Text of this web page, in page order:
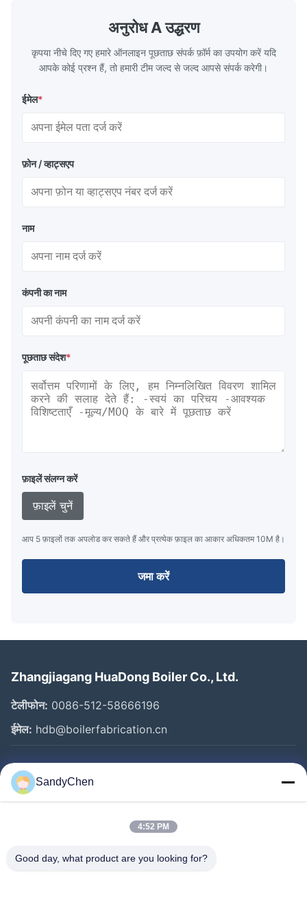
the basic component of boiler water
circulation loop.Because of both cooling
अनुरोध A उद्धरण
कृपया नीचे दिए गए हमारे ऑनलाइन पूछताछ संपर्क फ़ॉर्म का उपयोग करें यदि
आपके कोई प्रश्न हैं, तो हमारी टीम जल्द से जल्द आपसे संपर्क करेगी।
ईमेल*
फ़ोन / व्हाट्सएप
नाम
कंपनी का नाम
पूछताछ संदेश*
फ़ाइलें संलग्न करें
फ़ाइलें चुनें
आप 5 फ़ाइलों तक अपलोड कर सकते हैं और प्रत्येक फ़ाइल का आकार अधिकतम 10M है।
जमा करें
Zhangjiagang HuaDong Boiler Co., Ltd.
टेलीफोन: 0086-512-58666196
ईमेल: hdb@boilerfabrication.cn
त्वरित लिंक
घर
वीडियो
SandyChen
4:52 PM
Good day, what product are you looking for?